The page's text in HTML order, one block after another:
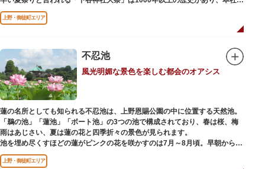
輿の渡御を行う「本祭り」と、町会神輿の渡御だけの「陰祭り」が隔年に行
われています。
本殿には、日本を代表する画家 横山大観による「龍」の天井絵が掲げられて
「句碑」や、初代・三笑亭可楽の寄席が境内で初めて開かれたという「寄席
発祥之地」の石碑などの見どころも。
オリジナルの朱印帳の販売や、月や日によって限定の御朱印頒布も行ってい
ます。
上野・御徒町エリア
不忍池
風光明媚な景色を楽しむ都会のオアシス
蓮の名所としても知られる不忍池は、上野恩賜公園の中に位置する天然池。
「鵜の池」「蓮池」「ボート池」の3つの池で構成されており、春は桜、梅
雨はあじさい、夏は蓮の花と四季折々の景色が見られます。
池を埋め尽くすほどの蓮がピンクの花を咲かすのは7月～8月頃。早朝から午
前のみ開花するので、シーズン中は多くの観光客が朝早くから池を訪れま
す。綺麗な蓮の花を近くから観察できるデッキを散歩しながら朝の不忍池を
上野・御徒町エリア